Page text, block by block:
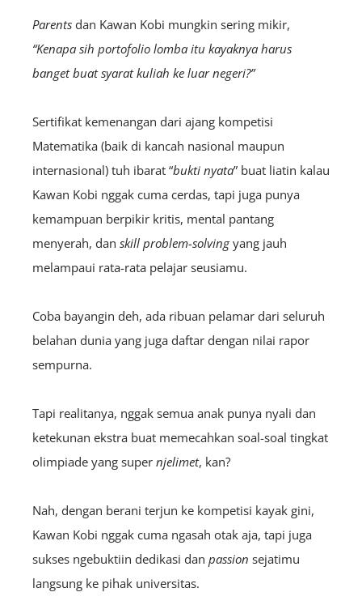
Parents dan Kawan Kobi mungkin sering mikir,
“Kenapa sih portofolio lomba itu kayaknya harus
banget buat syarat kuliah ke luar negeri?”
Sertifikat kemenangan dari ajang kompetisi
Matematika (baik di kancah nasional maupun
internasional) tuh ibarat “bukti nyata” buat liatin kalau
Kawan Kobi nggak cuma cerdas, tapi juga punya
kemampuan berpikir kritis, mental pantang
menyerah, dan skill problem-solvingyang jauh
melampaui rata-rata pelajar seusiamu.
Coba bayangin deh, ada ribuan pelamar dari seluruh
belahan dunia yang juga daftar dengan nilai rapor
sempurna.
Tapi realitanya, nggak semua anak punya nyali dan
ketekunan ekstra buat memecahkan soal-soal tingkat
olimpiade yang super njelimet, kan?
Nah, dengan berani terjun ke kompetisi kayak gini,
Kawan Kobi nggak cuma ngasah otak aja, tapi juga
sukses ngebuktiin dedikasi dan passion sejatimu
langsung ke pihak universitas.